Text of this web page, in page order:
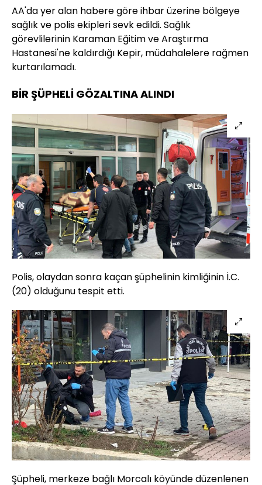
AA'da yer alan habere göre ihbar üzerine bölgeye
sağlık ve polis ekipleri sevk edildi. Sağlık
görevlilerinin Karaman Eğitim ve Araştırma
Hastanesi'ne kaldırdığı Kepir, müdahalelere rağmen
kurtarılamadı.
BİR ŞÜPHELİ GÖZALTINA ALINDI
Polis, olaydan sonra kaçan şüphelinin kimliğinin İ.C.
(20) olduğunu tespit etti.
Şüpheli, merkeze bağlı Morcalı köyünde düzenlenen